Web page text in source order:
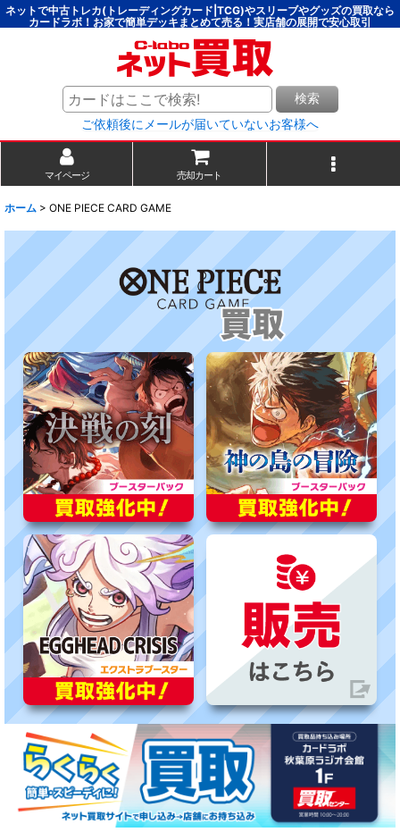
ネットで中古トレカ(トレーディングカード|TCG)やスリーブやグッズの買取なら
カードラボ！お家で簡単デッキまとめて売る！実店舗の展開で安心取引
検索
ご依頼後にメールが届いていないお客様へ
マイページ 売却カート
ホーム > ONE PIECE CARD GAME